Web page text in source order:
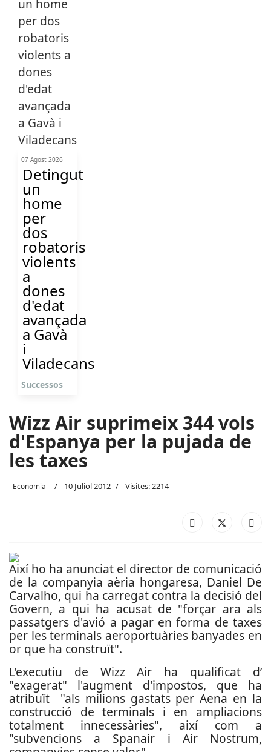
07 Agost 2026
Detingut
un
home
per
dos
robatoris
violents
a
dones
d'edat
avançada
a Gavà
i
Viladecans
Successos
Wizz Air suprimeix 344 vols
d'Espanya per la pujada de
les taxes
Economia 10 Juliol 2012 Visites: 2214
Així ho ha anunciat el director de comunicació
de la companyia aèria hongaresa, Daniel De
Carvalho, qui ha carregat contra la decisió del
Govern, a qui ha acusat de "forçar ara als
passatgers d'avió a pagar en forma de taxes
per les terminals aeroportuàries banyades en
or que ha construït".
L'executiu de Wizz Air ha qualificat d’
"exagerat" l'augment d'impostos, que ha
atribuït "als milions gastats per Aena en la
construcció de terminals i en ampliacions
totalment innecessàries", així com a
"subvencions a Spanair i Air Nostrum,